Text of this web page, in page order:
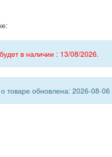
в наличии : 13/08/2026.
товаре обновлена: 2026-08-06